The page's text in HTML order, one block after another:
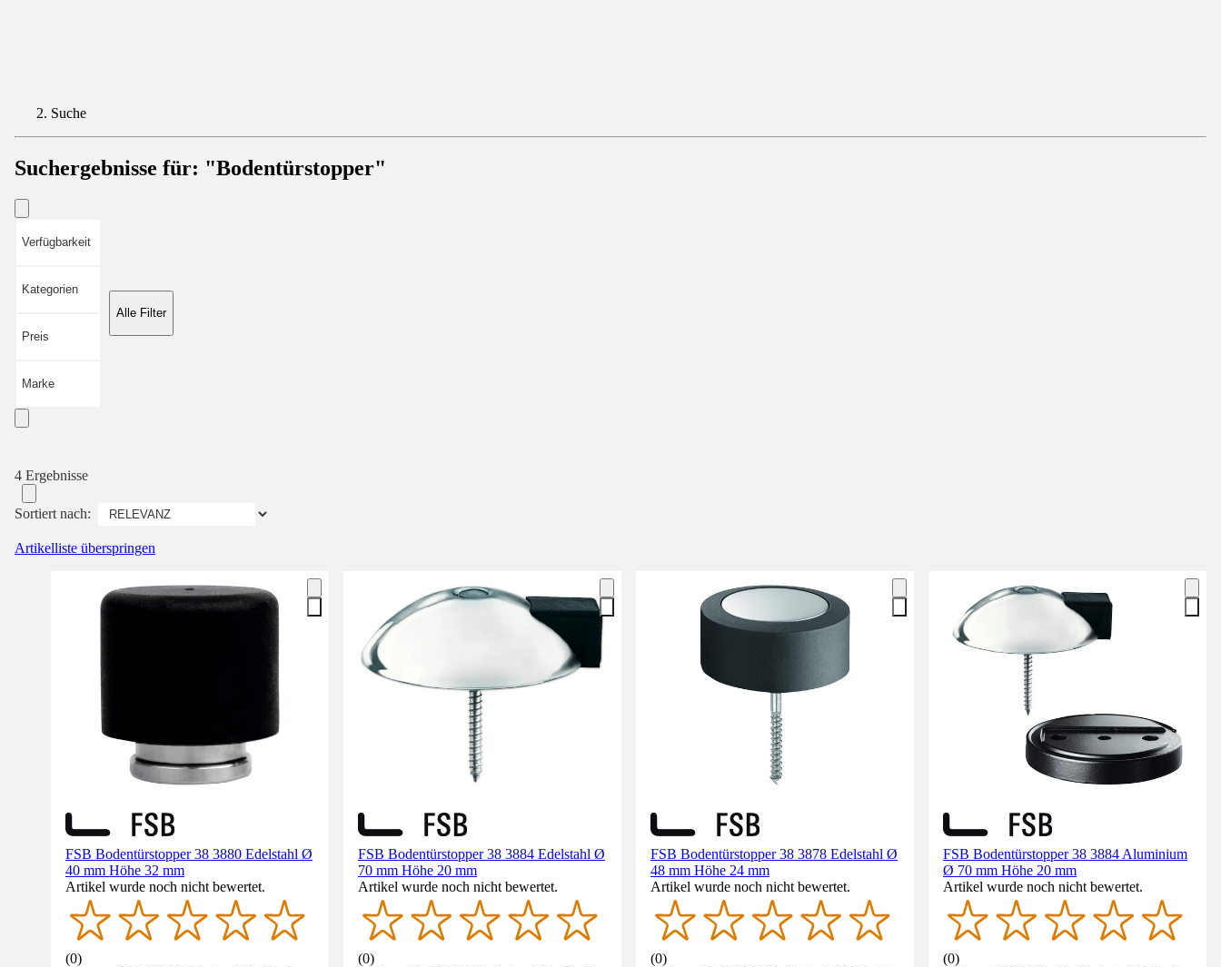
Suche
Suchergebnisse für: "Bodentürstopper"
Verfügbarkeit
Kategorien
Preis
Marke
Alle Filter
4 Ergebnisse
Sortiert nach:
Artikelliste überspringen
FSB Bodentürstopper 38 3880 Edelstahl Ø
40 mm Höhe 32 mm
Artikel wurde noch nicht bewertet.
(0)
FSB Bodentürstopper 38 3884 Edelstahl Ø
70 mm Höhe 20 mm
Artikel wurde noch nicht bewertet.
(0)
FSB Bodentürstopper 38 3878 Edelstahl Ø
48 mm Höhe 24 mm
Artikel wurde noch nicht bewertet.
(0)
FSB Bodentürstopper 38 3884 Aluminium
Ø 70 mm Höhe 20 mm
Artikel wurde noch nicht bewertet.
(0)